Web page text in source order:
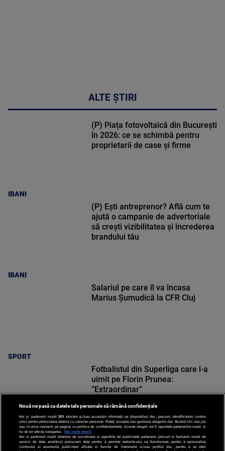
ALTE ȘTIRI
IBANI
(P) Piața fotovoltaică din București
în 2026: ce se schimbă pentru
proprietarii de case și firme
IBANI
(P) Ești antreprenor? Află cum te
ajută o campanie de advertoriale
să crești vizibilitatea și încrederea
brandului tău
SPORT
Salariul pe care îl va încasa
Marius Șumudică la CFR Cluj
SPORT
Fotbalistul din Superliga care l-a
uimit pe Florin Prunea:
”Extraordinar”
Nouă ne pasă ca datele tale personale să rămână confidențiale
Noi și partenerii noștri 201 stocăm și/sau accesăm informații pe dispozitivul dvs., precum identificatorii cookie
unici pentru prelucrarea datelor cu caracter personal. Puteți accepta sau gestiona alegerile dvs. făcând clic mai jos
sau în orice moment, pe pagina cu politica de confidențialitate. Aceste alegeri vor fi raportate partenerilor noștri și
nu vă vor afecta navigarea.
Mai multe detalii
Noi si partenerii nostri (retelele de socializare si agentiile de publicitate partenere, precum si furnizorii nostri de
servicii de date analitice) prelucram date pentru a permite website-ului sa functioneze, pentru a personaliza
continutul si anunturile publicitare afisate in functie de interesele si/sau profilul dvs., pentru a va oferi